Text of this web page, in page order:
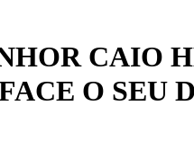
CAIO
O SEU